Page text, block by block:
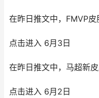
在昨日推文中，FMVP
点击进入 6月3日
在昨日推文中，马超新
点击进入 6月2日